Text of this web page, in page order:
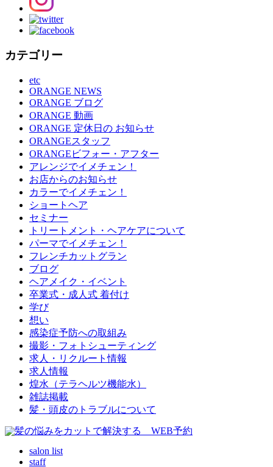
カテゴリー
etc
ORANGE NEWS
ORANGE ブログ
ORANGE 動画
ORANGE 定休日の お知らせ
ORANGEスタッフ
ORANGEビフォー・アフター
アレンジでイメチェン！
お店からのお知らせ
カラーでイメチェン！
ショートヘア
セミナー
トリートメント・ヘアケアについて
パーマでイメチェン！
フレンチカットグラン
ブログ
ヘアメイク・イベント
卒業式・成人式 着付け
学び
想い
感染症予防への取組み
撮影・フォトシューティング
求人・リクルート情報
求人情報
煌水（テラヘルツ機能水）
雑誌掲載
髪・頭皮のトラブルについて
salon list
staff